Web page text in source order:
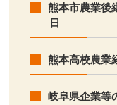
熊本市農業後
日
熊本高校農業
岐阜県企業等